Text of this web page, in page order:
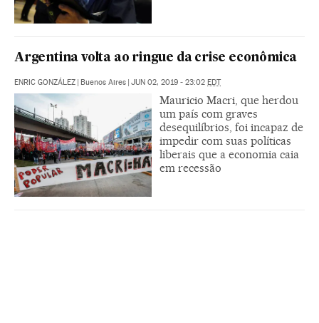
Argentina volta ao ringue da crise econômica
ENRIC GONZÁLEZ | Buenos Aires | JUN 02, 2019 - 23:02 EDT
Mauricio Macri, que herdou
um país com graves
desequilíbrios, foi incapaz de
impedir com suas políticas
liberais que a economia caia
em recessão